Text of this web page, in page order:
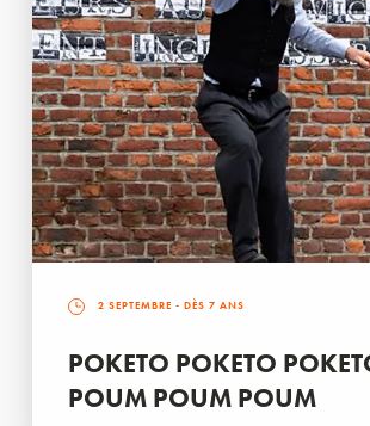
2 SEPTEMBRE - DÈS 7 ANS
POKETO POKETO
POUM POUM POUM